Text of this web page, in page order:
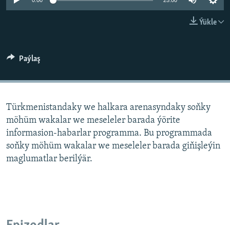
Ýükle
Paýlaş
Türkmenistandaky we halkara arenasyndaky soňky
möhüm wakalar we meseleler barada ýörite
informasion-habarlar programma. Bu programmada
soňky möhüm wakalar we meseleler barada giňişleýin
maglumatlar berilýär.